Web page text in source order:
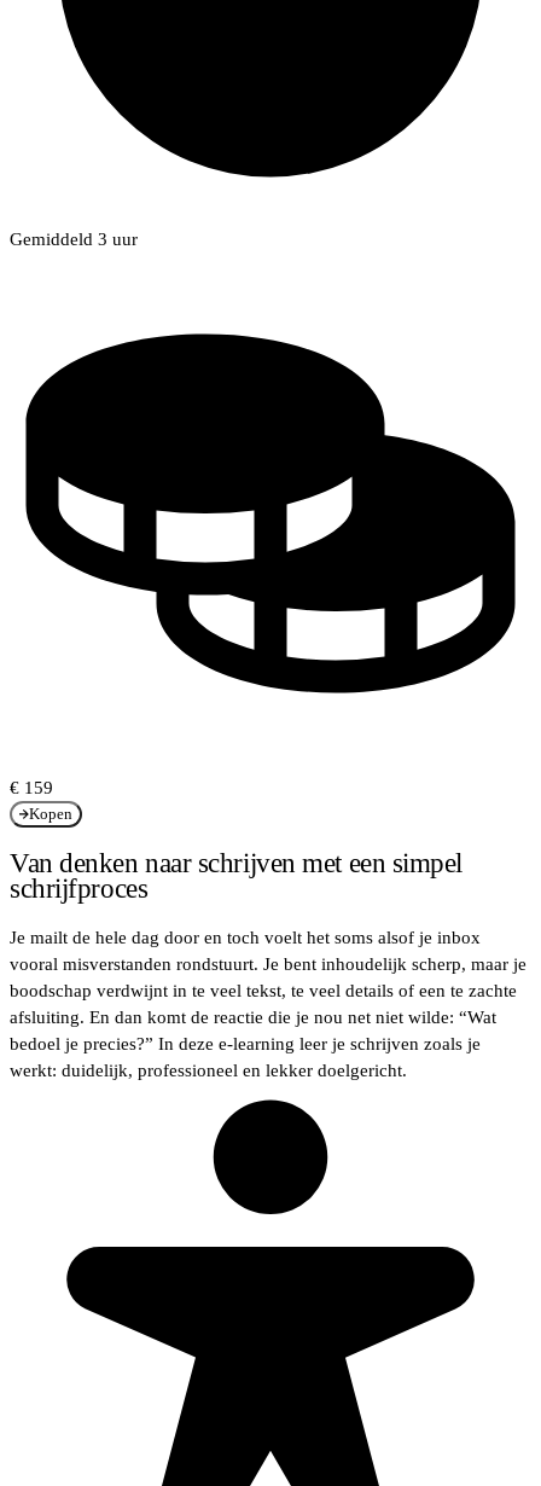
Gemiddeld 3 uur
€ 159
Kopen
Van denken naar schrijven met een simpel
schrijfproces
Je mailt de hele dag door en toch voelt het soms alsof je inbox
vooral misverstanden rondstuurt. Je bent inhoudelijk scherp, maar je
boodschap verdwijnt in te veel tekst, te veel details of een te zachte
afsluiting. En dan komt de reactie die je nou net niet wilde: “Wat
bedoel je precies?” In deze e-learning leer je schrijven zoals je
werkt: duidelijk, professioneel en lekker doelgericht.